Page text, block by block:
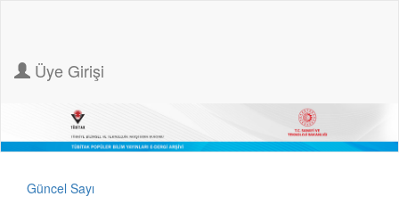
Üye Girişi
Güncel Sayı